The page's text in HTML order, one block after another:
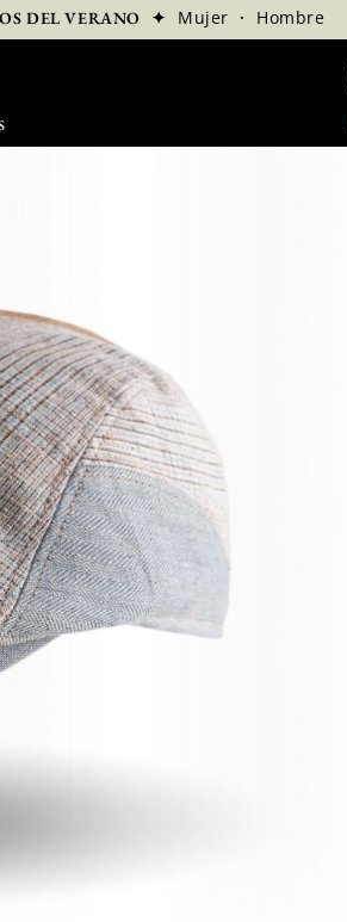
DEL VERANO ✦ Mujer · Hombre